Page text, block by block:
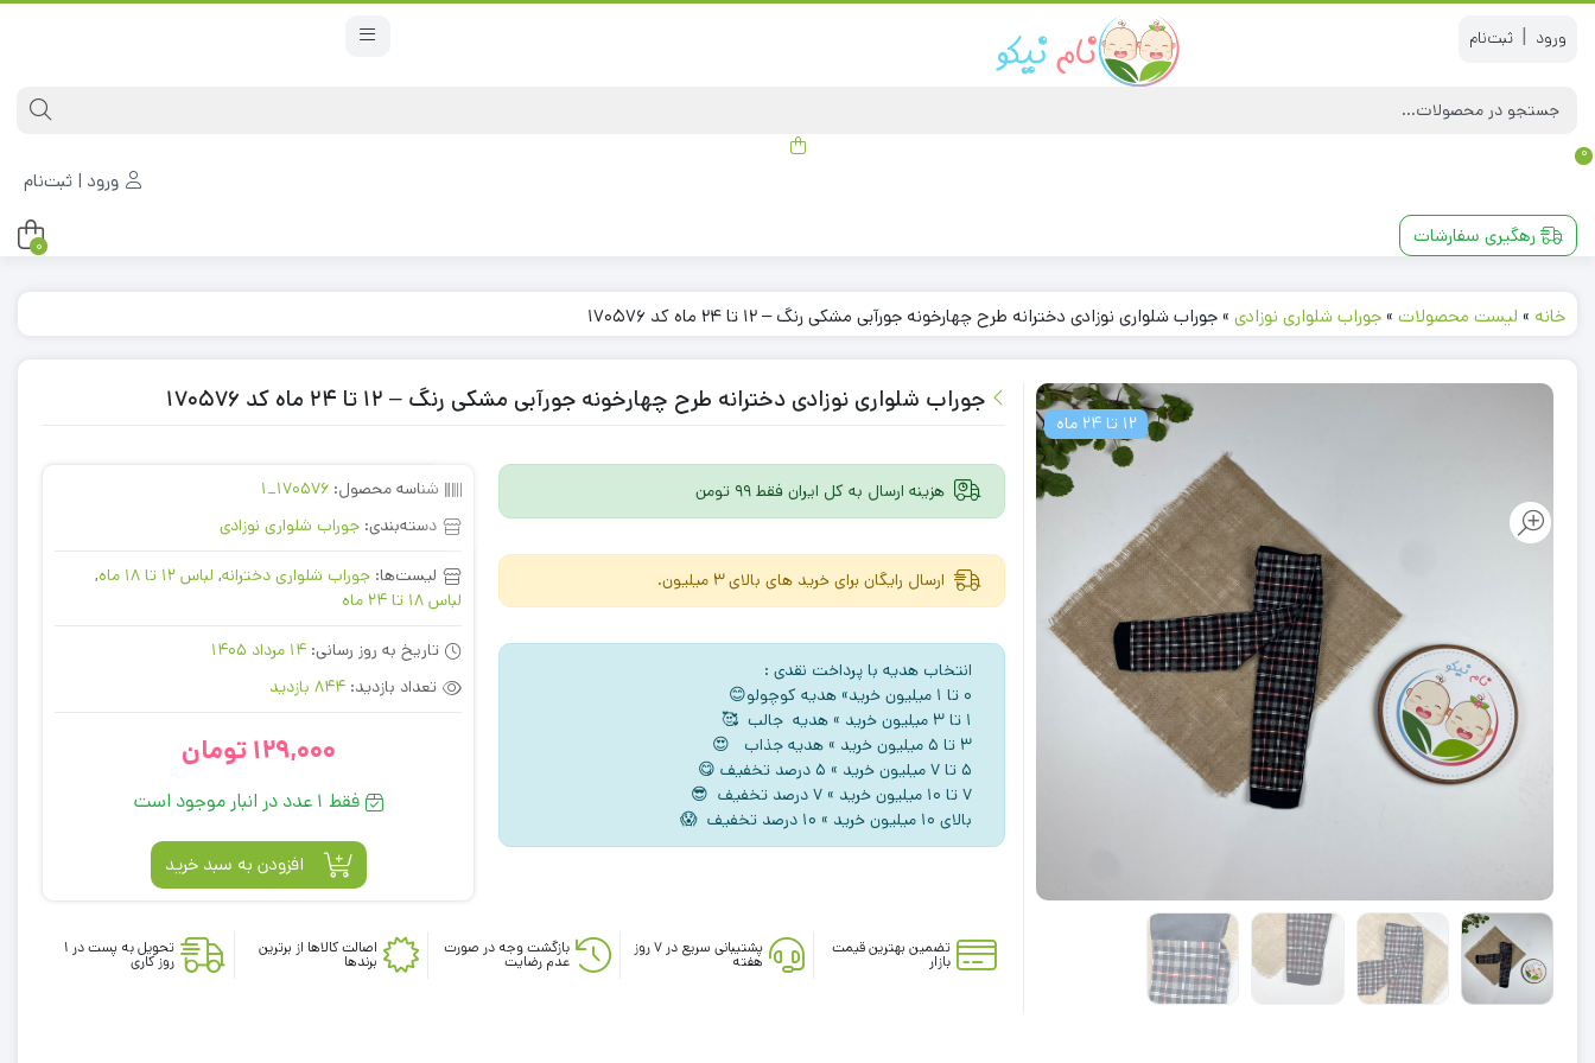
|
0
ورود | ثبت‌نام
رهگیری سفارشات 0
خانه » لیست محصولات »جوراب شلواری نوزادی »جوراب شلواری نوزادی دخترانه طرح چهارخونه جورآبی مشکی رنگ – 12 تا 24 ماه کد 170576
12 تا 24 ماه
جوراب شلواری نوزادی دخترانه طرح چهارخونه جورآبی مشکی رنگ – 12 تا 24 ماه کد 170576
هزینه ارسال به کل ایران فقط 99 تومن
ارسال رایگان برای خرید های بالای 3 میلیون.
انتخاب هدیه با پرداخت نقدی :
۰ تا ۱ میلیون خرید» هدیه کوچولو😊
۱ تا ۳ میلیون خرید » هدیه جالب 🥰
۳ تا ۵ میلیون خرید » هدیه جذاب 😍
5 تا ۷ میلیون خرید » ۵ درصد تخفیف 😋
۷ تا ۱۰ میلیون خرید » ۷ درصد تخفیف 😎
بالای ۱۰ میلیون خرید » ۱۰ درصد تخفیف 😱
شناسه محصول: 170576_1
دسته‌بندی: جوراب شلواری نوزادی
لیست‌ها: جوراب شلواری دخترانه, لباس 12 تا 18 ماه
,
لباس 18 تا 24 ماه
تاریخ به روز رسانی: 14 مرداد 1405
تعداد بازدید: 844 بازدید
129,000 تومان
فقط 1 عدد در انبار موجود است
افزودن به سبد خرید
تضمین بهترین قیمت
بازار
پشتیبانی سریع در ۷ روز
هفته
بازگشت وجه در صورت
عدم رضایت
اصالت کالاها از برترین
برندها
تحویل به پست در 1
روز کاری